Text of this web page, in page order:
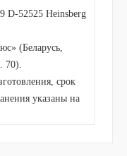
D-52525 Heinsberg
(Беларусь,
70).
срок
указаны на